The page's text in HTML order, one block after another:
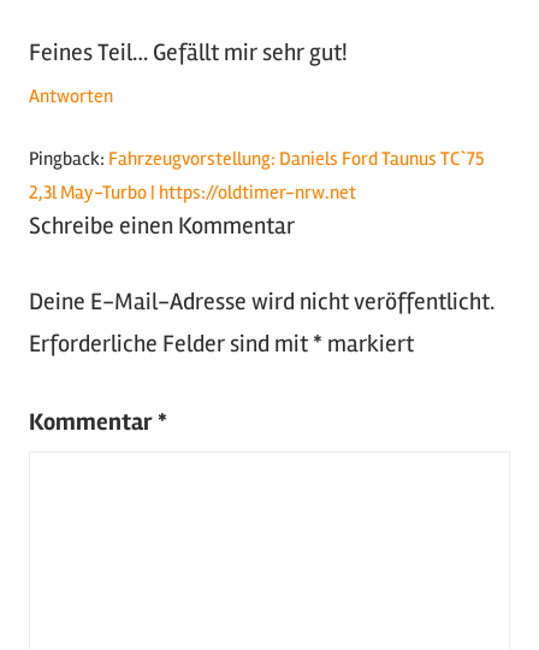
Feines Teil… Gefällt mir sehr gut!
Antworten
Pingback: Fahrzeugvorstellung: Daniels Ford Taunus TC`75
2,3l May-Turbo | https://oldtimer-nrw.net
Schreibe einen Kommentar
Deine E-Mail-Adresse wird nicht veröffentlicht.
Erforderliche Felder sind mit * markiert
Kommentar *